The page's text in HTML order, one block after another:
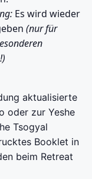
Es wird wieder
(nur für
aktualisierte
oder zur Yeshe
Tsogyal
Booklet in
beim Retreat